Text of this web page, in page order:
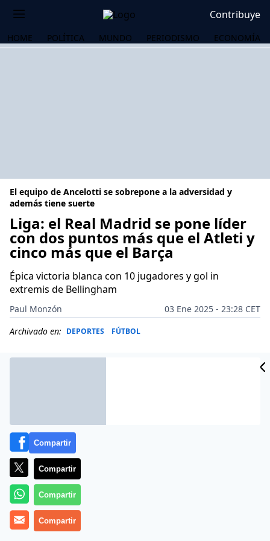
Contribuye
HOME POLÍTICA MUNDO PERIODISMO ECONOMÍA
El equipo de Ancelotti se sobrepone a la adversidad y
además tiene suerte
Liga: el Real Madrid se pone líder
con dos puntos más que el Atleti y
cinco más que el Barça
Épica victoria blanca con 10 jugadores y gol in
extremis de Bellingham
Paul Monzón
03 Ene 2025 - 23:28 CET
Archivado en: DEPORTES FÚTBOL
Más información
Compartir
Compartir
Compartir
Compartir